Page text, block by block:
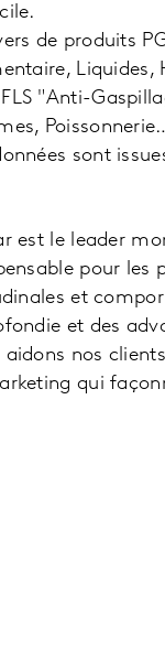
de produits
Liquides,
FLS "Anti-
sont
est le leader
pour les
et
et des
aidons nos
qui